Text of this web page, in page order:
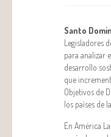
Santo
Legisladores
para analizar
desarrollo
que
Objetivos de
los países de
En América